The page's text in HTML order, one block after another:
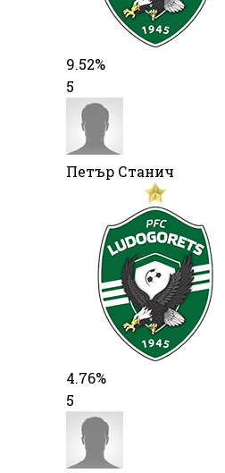
9.52%
5
Петър Станич
4.76%
5